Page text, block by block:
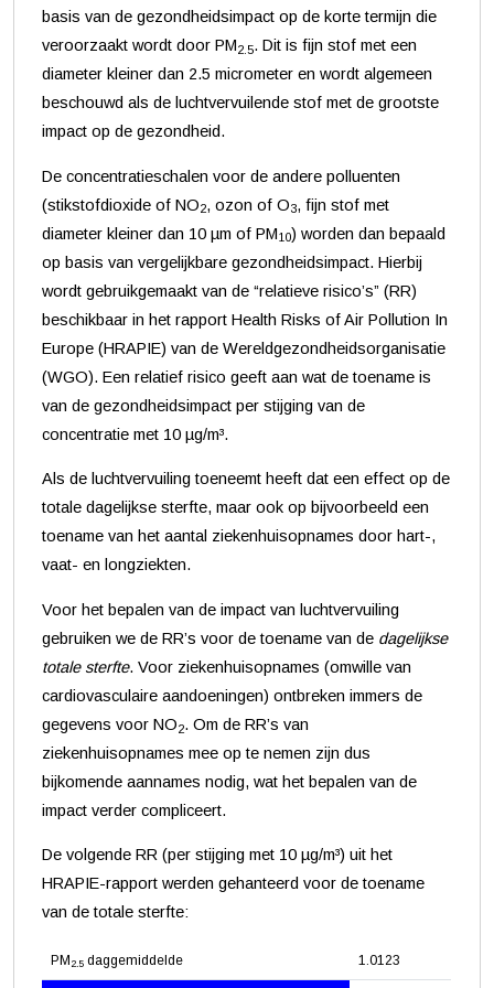
basis van de gezondheidsimpact op de korte termijn die
veroorzaakt wordt door PM2.5. Dit is fijn stof met een
diameter kleiner dan 2.5 micrometer en wordt algemeen
beschouwd als de luchtvervuilende stof met de grootste
impact op de gezondheid.
De concentratieschalen voor de andere polluenten
(stikstofdioxide of NO2, ozon of O3, fijn stof met
diameter kleiner dan 10 µm of PM10) worden dan bepaald
op basis van vergelijkbare gezondheidsimpact. Hierbij
wordt gebruikgemaakt van de “relatieve risico’s” (RR)
beschikbaar in het rapport Health Risks of Air Pollution In
Europe (HRAPIE) van de Wereldgezondheidsorganisatie
(WGO). Een relatief risico geeft aan wat de toename is
van de gezondheidsimpact per stijging van de
concentratie met 10 µg/m³.
Als de luchtvervuiling toeneemt heeft dat een effect op de
totale dagelijkse sterfte, maar ook op bijvoorbeeld een
toename van het aantal ziekenhuisopnames door hart-,
vaat- en longziekten.
Voor het bepalen van de impact van luchtvervuiling
gebruiken we de RR’s voor de toename van de dagelijkse
totale sterfte. Voor ziekenhuisopnames (omwille van
cardiovasculaire aandoeningen) ontbreken immers de
gegevens voor NO2. Om de RR’s van
ziekenhuisopnames mee op te nemen zijn dus
bijkomende aannames nodig, wat het bepalen van de
impact verder compliceert.
De volgende RR (per stijging met 10 µg/m³) uit het
HRAPIE-rapport werden gehanteerd voor de toename
van de totale sterfte:
PM 2.5 daggemiddelde 1.0123